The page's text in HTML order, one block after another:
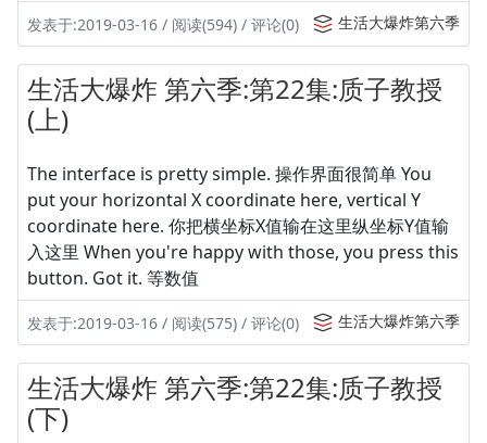
发表于:2019-03-16 / 阅读(594) / 评论(0) 生活大爆炸第六季
生活大爆炸 第六季:第22集:质子教授
(上)
The interface is pretty simple. 操作界面很简单 You
put your horizontal X coordinate here, vertical Y
coordinate here. 你把横坐标X值输在这里纵坐标Y值输
入这里 When you're happy with those, you press this
button. Got it. 等数值
发表于:2019-03-16 / 阅读(575) / 评论(0) 生活大爆炸第六季
生活大爆炸 第六季:第22集:质子教授
(下)